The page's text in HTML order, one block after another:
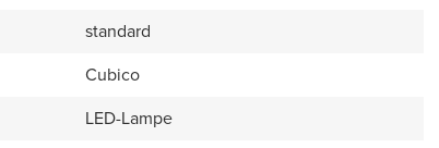
standard
Cubico
LED-Lampe